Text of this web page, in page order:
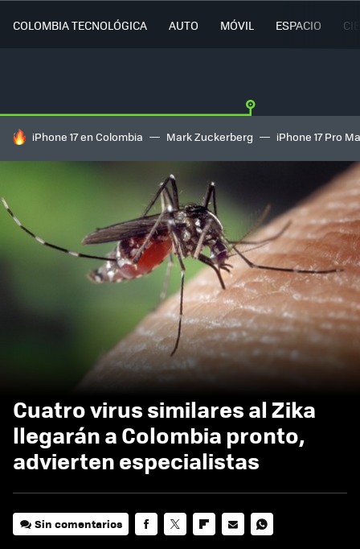
COLOMBIA TECNOLÓGICA AUTO MÓVIL ESPACIO
HOY SE HABLA DE
iPhone 17 en Colombia Mark Zuckerberg iPhone 17 Pro
Cuatro virus similares al Zika
llegarán a Colombia pronto,
advierten especialistas
Sin comentarios